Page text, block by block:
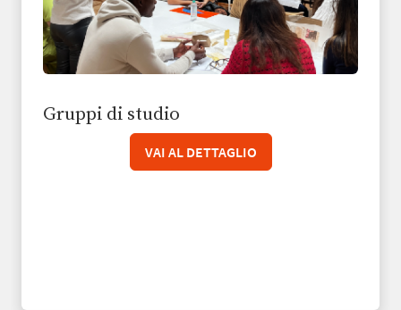
Gruppi di studio
VAI AL DETTAGLIO